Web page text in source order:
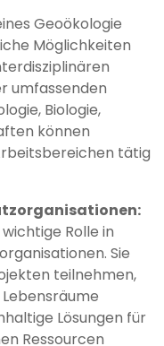
Geoökologie
Möglichkeiten
umfassenden
Biologie,
können
tätig
Rolle in
Sie
teilnehmen,
Lösungen für
Ressourcen